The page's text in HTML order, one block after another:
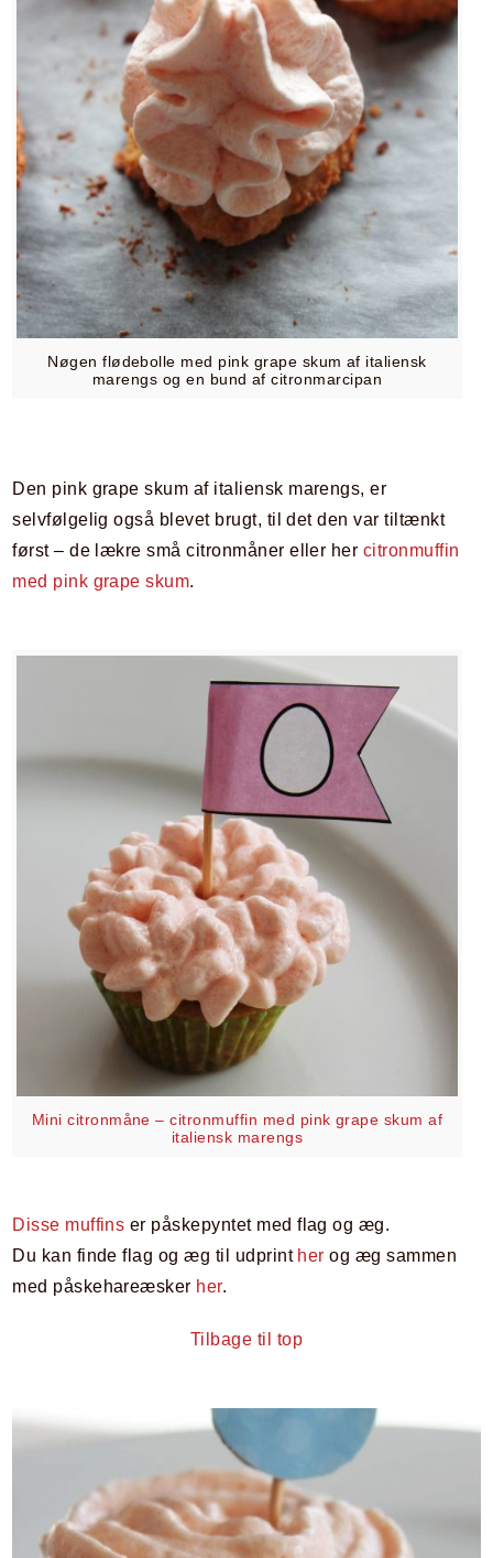
Nøgen flødebolle med pink grape skum af italiensk
marengs og en bund af citronmarcipan
Den pink grape skum af italiensk marengs, er
selvfølgelig også blevet brugt, til det den var tiltænkt
først – de lækre små citronmåner eller her citronmuffin
med pink grape skum.
Mini citronmåne – citronmuffin med pink grape skum af
italiensk marengs
Disse muffins er påskepyntet med flag og æg.
Du kan finde flag og æg til udprint her og æg sammen
med påskehareæsker her.
Tilbage til top